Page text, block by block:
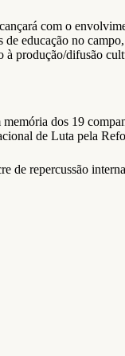
com o
de educação no
à produção/difusão
dos 19
de Luta pela
de repercussão